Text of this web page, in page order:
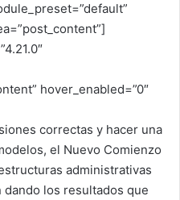
hover_enabled=”0″
correctas y hacer una
el Nuevo Comienzo
administrativas
los resultados que